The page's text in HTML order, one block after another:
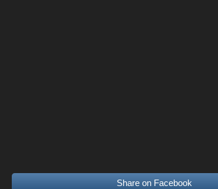
Share on Facebook